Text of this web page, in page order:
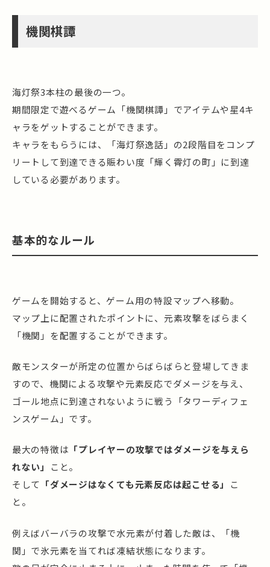
機関棋譚
海灯祭3本柱の最後の一つ。
期間限定で遊べるゲーム「機関棋譚」でアイテムや星4キ
ャラをゲットすることができます。
キャラをもらうには、「海灯祭逸話」の2段階目をコンプ
リートして到達できる賑わい度「輝く霄灯の町」に到達
している必要があります。
基本的なルール
ゲームを開始すると、ゲーム用の特設マップへ移動。
マップ上に配置されたポイントに、元素攻撃をばらまく
「機関」を配置することができます。
敵モンスターが所定の位置からばらばらと登場してきま
すので、機関による攻撃や元素反応でダメージを与え、
ゴール地点に到達されないように戦う「タワーディフェ
ンスゲーム」です。
最大の特徴は 「プレイヤーの攻撃ではダメージを与えら
れない」 こと。
そして 「ダメージはなくても元素反応は起こせる」 こ
と。
例えばバーバラの攻撃で水元素が付着した敵は、「機
関」で氷元素を当てれば凍結状態になります。